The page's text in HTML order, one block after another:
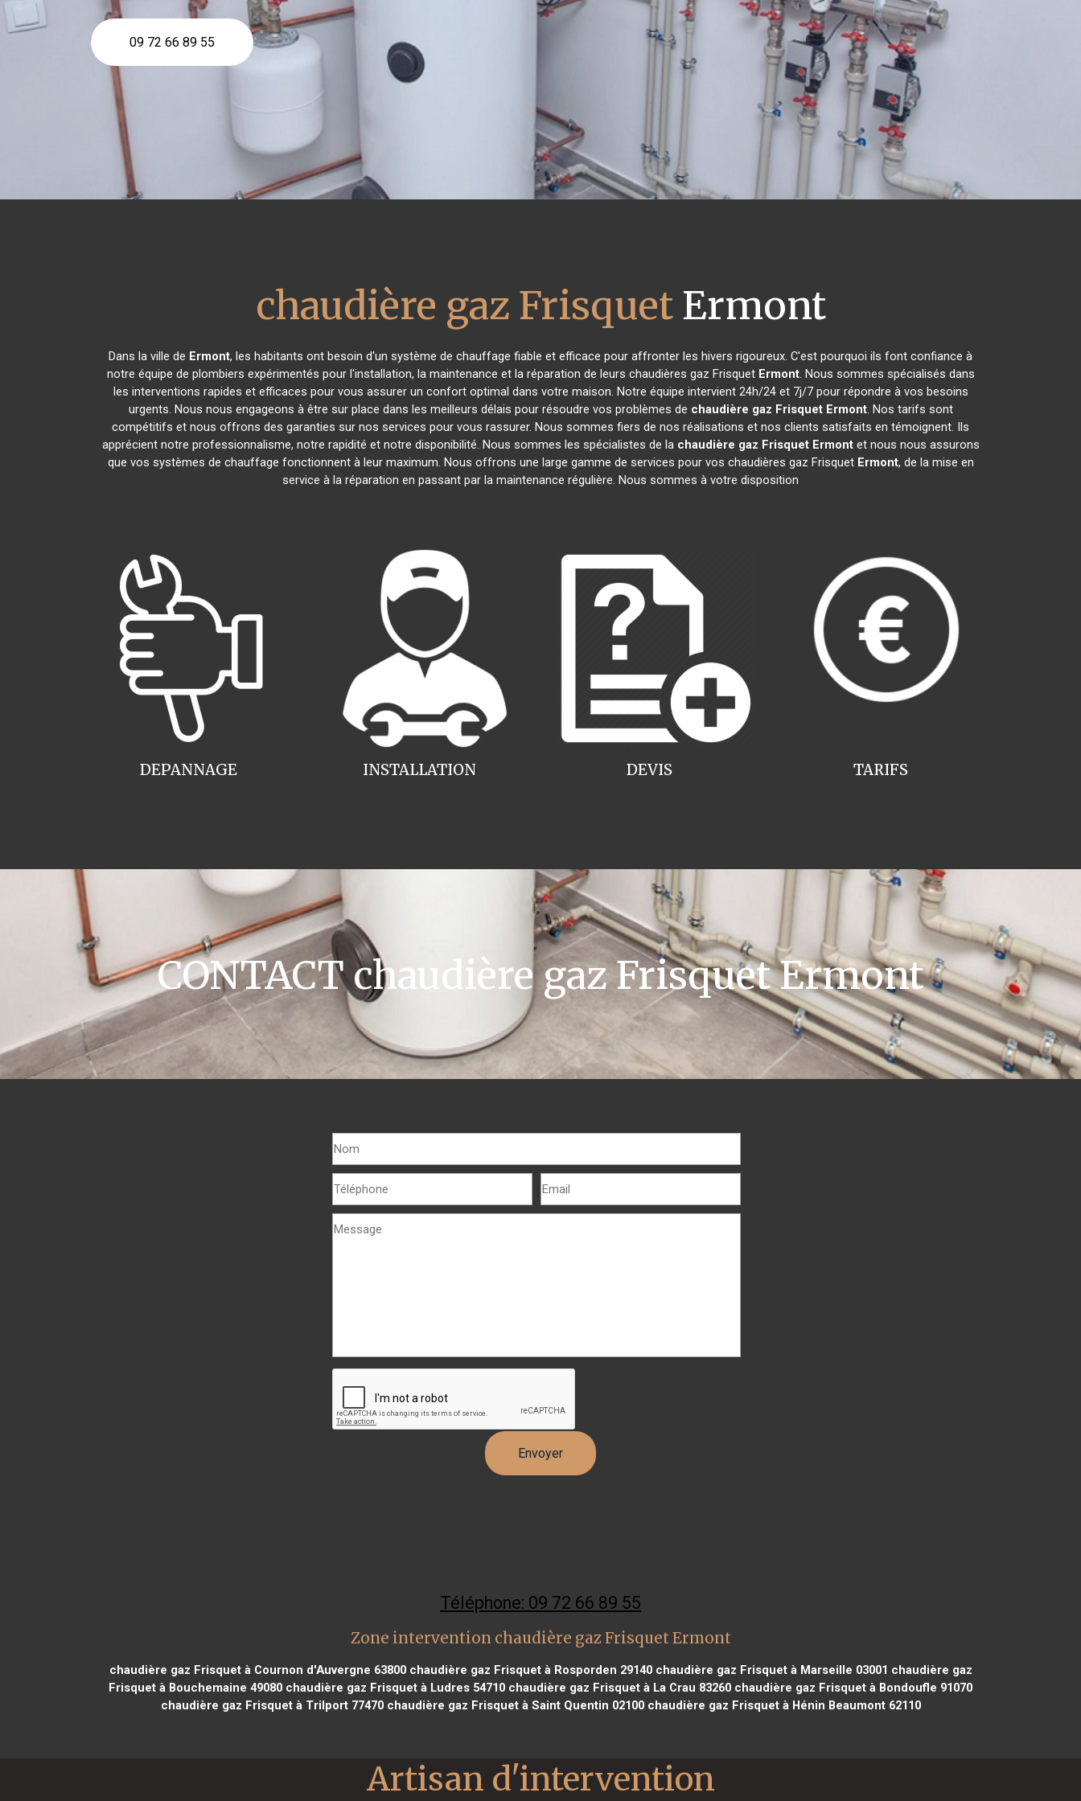
09 72 66 89 55
chaudière gaz FrisquetErmont
Dans la ville de Ermont, les habitants ont besoin d'un système de chauffage fiable et efficace pour affronter les hivers rigoureux. C'est pourquoi ils font confiance à
notre équipe de plombiers expérimentés pour l'installation, la maintenance et la réparation de leurs chaudières gaz Frisquet Ermont. Nous sommes spécialisés dans
les interventions rapides et efficaces pour vous assurer un confort optimal dans votre maison. Notre équipe intervient 24h/24 et 7j/7 pour répondre à vos besoins
urgents. Nous nous engageons à être sur place dans les meilleurs délais pour résoudre vos problèmes de chaudière gaz Frisquet Ermont. Nos tarifs sont
compétitifs et nous offrons des garanties sur nos services pour vous rassurer. Nous sommes fiers de nos réalisations et nos clients satisfaits en témoignent. Ils
apprécient notre professionnalisme, notre rapidité et notre disponibilité. Nous sommes les spécialistes de la chaudière gaz Frisquet Ermontet nous nous assurons
que vos systèmes de chauffage fonctionnent à leur maximum. Nous offrons une large gamme de services pour vos chaudières gaz Frisquet Ermont, de la mise en
service à la réparation en passant par la maintenance régulière. Nous sommes à votre disposition
INSTALLATION
DEPANNAGE TARIFS
DEVIS
CONTACT chaudière gaz Frisquet Ermont
Téléphone: 09 72 66 89 55
Zone intervention chaudière gaz Frisquet Ermont
chaudière gaz Frisquet à Cournon d'Auvergne 63800chaudière gaz Frisquet à Rosporden 29140chaudière gaz Frisquet à Marseille 03001 chaudière gaz
Frisquet à Bouchemaine 49080 chaudière gaz Frisquet à Ludres 54710 chaudière gaz Frisquet à La Crau 83260 chaudière gaz Frisquet à Bondoufle 91070
chaudière gaz Frisquet à Trilport 77470chaudière gaz Frisquet à Saint Quentin 02100chaudière gaz Frisquet à Hénin Beaumont 62110
Artisan d'intervention